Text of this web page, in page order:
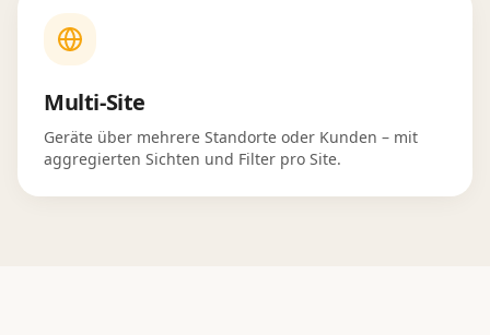
Multi-Site
Geräte über mehrere Standorte oder Kunden – mit
aggregierten Sichten und Filter pro Site.